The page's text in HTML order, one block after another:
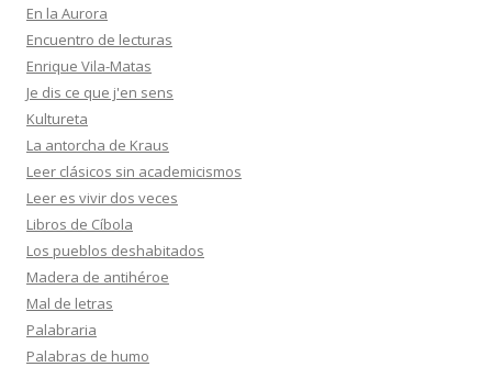
En la Aurora
Encuentro de lecturas
Enrique Vila-Matas
Je dis ce que j'en sens
Kultureta
La antorcha de Kraus
Leer clásicos sin academicismos
Leer es vivir dos veces
Libros de Cíbola
Los pueblos deshabitados
Madera de antihéroe
Mal de letras
Palabraria
Palabras de humo